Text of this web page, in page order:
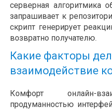
серверная алгоритмика
запрашивает к
скрипт генерирует
возвратно получателю.
Какие факторы
взаимодействие
Комфорт онлайн-
продуманностью